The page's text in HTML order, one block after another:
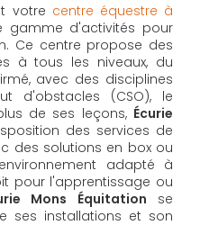
votre centre équestre à
gamme d'activités pour
Ce centre propose des
à tous les niveaux, du
avec des disciplines
d'obstacles (CSO), le
de ses leçons, Écurie
des services de
des solutions en box ou
adapté à
pour l'apprentissage ou
Mons Équitation se
ses installations et son